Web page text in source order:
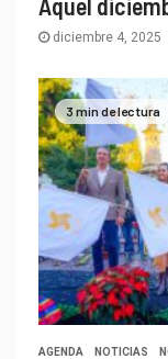
diciembre 4, 2025
3 min de lectura
AGENDA NOTICIAS